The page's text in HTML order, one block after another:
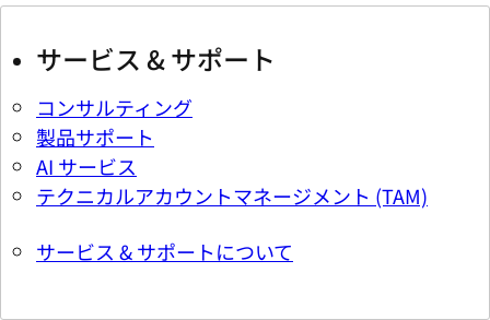
サービス & サポート
コンサルティング
製品サポート
AI サービス
テクニカルアカウントマネージメント (TAM)
サービス & サポートについて